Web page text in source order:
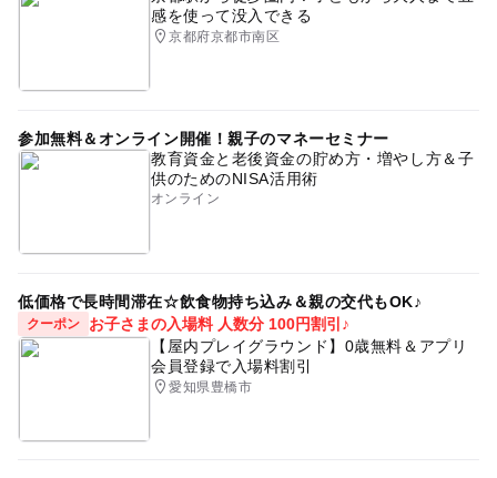
感を使って没入できる
京都府京都市南区
参加無料＆オンライン開催！親子のマネーセミナー
教育資金と老後資金の貯め方・増やし方＆子
供のためのNISA活用術
オンライン
低価格で長時間滞在☆飲食物持ち込み＆親の交代もOK♪
クーポン
お子さまの入場料 人数分 100円割引♪
【屋内プレイグラウンド】0歳無料＆アプリ
会員登録で入場料割引
愛知県豊橋市